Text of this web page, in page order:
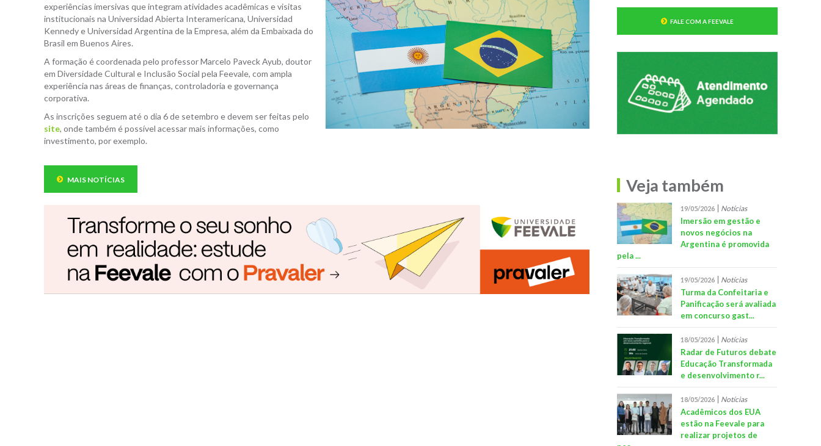
experiências imersivas que integram atividades acadêmicas e visitas
institucionais na Universidad Abierta Interamericana, Universidad
Kennedy e Universidad Argentina de la Empresa, além da Embaixada do
Brasil em Buenos Aires.
A formação é coordenada pelo professor Marcelo Paveck Ayub, doutor
em Diversidade Cultural e Inclusão Social pela Feevale, com ampla
experiência nas áreas de finanças, controladoria e governança
corporativa.
As inscrições seguem até o dia 6 de setembro e devem ser feitas pelo
site, onde também é possível acessar mais informações, como
investimento, por exemplo.
MAIS NOTÍCIAS
FALE COM A FEEVALE
Veja também
19/05/2026 Notícias
Imersão em gestão e
novos negócios na
Argentina é promovida
pela ...
19/05/2026 Notícias
Turma da Confeitaria e
Panificação será avaliada
em concurso gast...
18/05/2026 Notícias
Radar de Futuros debate
Educação Transformada
e desenvolvimento r...
18/05/2026 Notícias
Acadêmicos dos EUA
estão na Feevale para
realizar projetos de